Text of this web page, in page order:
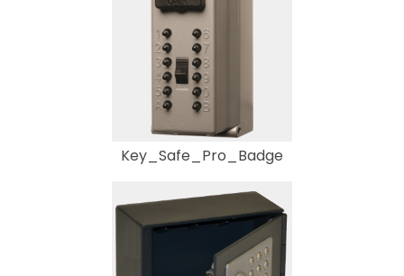
Key_Safe_Pro_Badge